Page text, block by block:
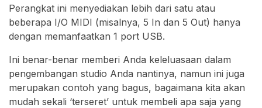
Perangkat ini menyediakan lebih dari satu atau
beberapa I/O MIDI (misalnya, 5 In dan 5 Out) hanya
dengan memanfaatkan 1 port USB.
Ini benar-benar memberi Anda keleluasaan dalam
pengembangan studio Anda nantinya, namun ini juga
merupakan contoh yang bagus, bagaimana kita akan
mudah sekali ‘terseret’ untuk membeli apa saja yang